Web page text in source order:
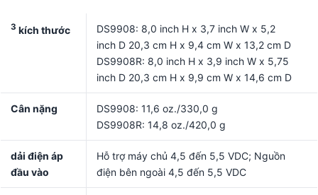
3 kích thước
DS9908: 8,0 inch H x 3,7 inch W x 5,2
inch D 20,3 cm H x 9,4 cm W x 13,2 cm D
DS9908R: 8,0 inch H x 3,9 inch W x 5,75
inch D 20,3 cm H x 9,9 cm W x 14,6 cm D
Cân nặng
DS9908: 11,6 oz./330,0 g
DS9908R: 14,8 oz./420,0 g
dải điện áp
đầu vào
Hỗ trợ máy chủ 4,5 đến 5,5 VDC; Nguồn
điện bên ngoài 4,5 đến 5,5 VDC